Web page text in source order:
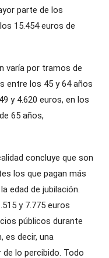
parte de los
15.454 euros de
varía por tramos de
entre los 45 y 64 años
y 4.620 euros, en los
65 años,
concluye que son
los que pagan más
edad de jubilación.
y 7.775 euros
públicos durante
es decir, una
lo percibido. Todo